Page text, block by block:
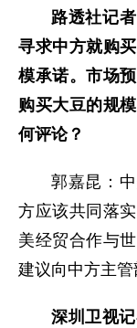
路透社记
寻求中方就购
模承诺。市场
购买大豆的规
何评论？
郭嘉昆：
方应该共同落
美经贸合作与
建议向中方主管
深圳卫视